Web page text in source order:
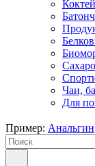
Чаи,
Для
Пример: Анальгин